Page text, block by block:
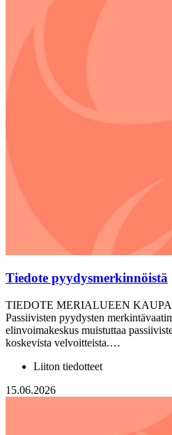
Tiedote pyydysmerkinnöistä
TIEDOTE MERIALUEEN
Passiivisten pyydysten
elinvoimakeskus muistuttaa
koskevista velvoitteista.…
Liiton tiedotteet
15.06.2026